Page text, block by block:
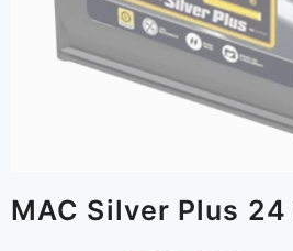
MAC Silver Plus